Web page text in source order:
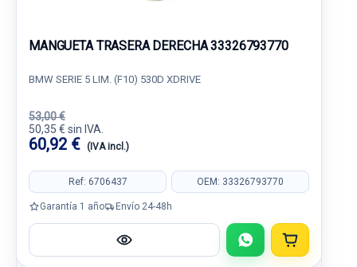
MANGUETA TRASERA DERECHA 33326793770
BMW SERIE 5 LIM. (F10) 530D XDRIVE
53,00 €
50,35 € sin IVA.
60,92 € (IVA incl.)
Ref: 6706437 OEM: 33326793770
Garantía 1 año Envío 24-48h